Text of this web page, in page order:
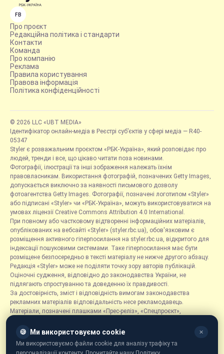
FB
Про проєкт
Редакційна політика і стандарти
Контакти
Команда
Про компанію
Реклама
Правила користування
Правова інформація
Політика конфіденційності
© 2026 LLC «UBT MEDIA»
Ідентифікатор онлайн-медіа в Реєстрі суб’єктів у сфері медіа — R40-
05347
Styler є розважальним проєктом «РБК-Україна», який розповідає про
людей, тренди і все, що цікаво читати поза новинами.
Фотографії, ілюстрації та інші зображення належать їхнім
правовласникам. Використання фотографій, позначених Getty Images,
допускається виключно за наявності письмового дозволу
фотоагентства Getty Images. Фотографії, позначені логотипом «Styler»
або підписані «Styler» чи «РБК-Україна», можуть використовуватися на
умовах ліцензії Creative Commons Attribution 4.0 International.
При повному або частковому відтворенні інформаційних матеріалів,
опублікованих на вебсайті «Styler» (styler.rbc.ua), обов'язковим є
розміщення активного гіперпосилання на styler.rbc.ua, відкритого для
індексації пошуковими системами. Таке гіперпосилання має бути
розміщене безпосередньо в тексті матеріалу не нижче другого абзацу.
Редакція «Styler» може не поділяти точку зору авторів публікацій.
Оціночні судження, відповідно до законодавства України, не
підлягають спростуванню та доведенню їх правдивості.
За достовірність, зміст і відповідність вимогам законодавства
рекламних матеріалів відповідальність несе рекламодавець.
Матеріали, позначені плашками «Прес-реліз», «Спецпроєкт»,
розміщуються на правах реклами.
Рубрика «Новини компаній» є інформаційним форматом, що містить
новини, повідомлення та оголошення, пов'язані з діяльністю
🍪 Ми використовуємо cookie ✕
Ми використовуємо файли cookie для аналізу трафіку та